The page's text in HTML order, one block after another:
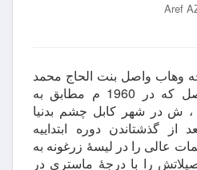
Aref
وهاب واصل بنت الحاج محمد
غوث واصل که در 1960 م مطابق به
هـ ، ش در شهر کابل چشم بدنیا
از گذشتاندن دوره ابتداییه
عالی را در لیسۀ زرغونه به
را با درجۀ ماستری در